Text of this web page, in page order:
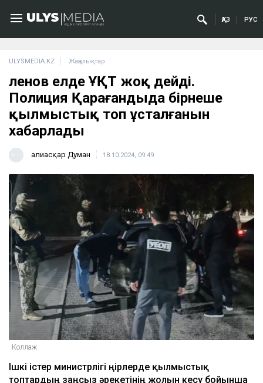
ҚАЗ РУС
ULYSMEDIA.KZ Жаңалықтар
Әленов елде ҰҚТ жоқ дейді.
Полиция Қарағандыда бірнеше
қылмыстық топ ұсталғанын
хабарлады
Ғалиасқар Думан 18.10.2024, 09:49
Коллаж
Ішкі істер министрлігі өңірлерде қылмыстық
топтардың заңсыз әрекетінің жолын кесу бойынша